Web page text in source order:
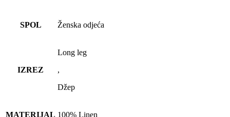
SPOL Ženska odjeća
IZREZ
Long leg
,
Džep
MATERIJAL 100% Linen